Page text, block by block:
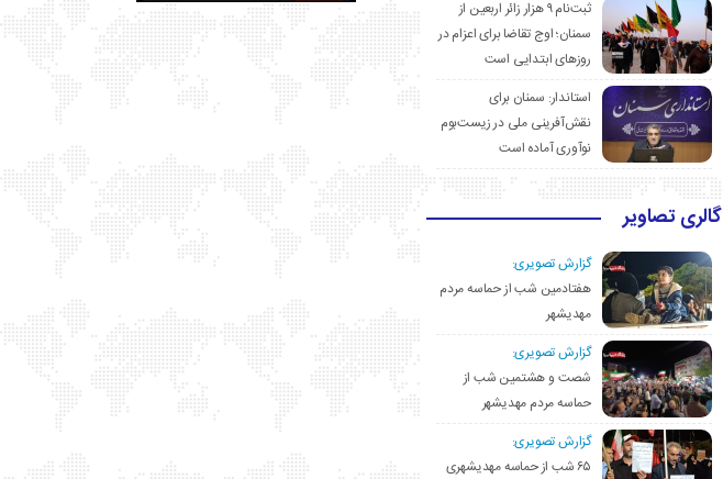
ثبت‌نام ۹ هزار زائر اربعین از
سمنان؛ اوج تقاضا برای اعزام در
روزهای ابتدایی است
استاندار: سمنان برای
نقش‌آفرینی ملی در زیست‌بوم
نوآوری آماده است
گالری تصاویر
گزارش تصویری:
هفتادمین شب از حماسه مردم
مهدیشهر
گزارش تصویری:
شصت و هشتمین شب از
حماسه مردم مهدیشهر
گزارش تصویری:
۶۵ شب از حماسه مهدیشهری